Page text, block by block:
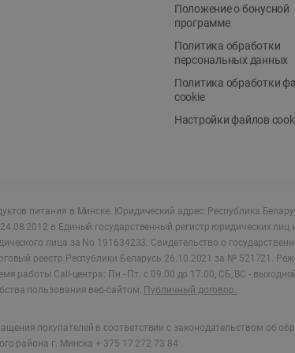
Положение о бонусной
программе
Политика обработки
персональных данных
Политика обработки
cookie
Настройки файлов
питания в Минске. Юридический адрес: Республика
в Единый государственный регистр юридических
лица за No 191634233. Свидетельство о
реестр Республики Беларусь 26.10.2021 за № 521721.
работы Call-центра: Пн.- Пт. с 09.00 до 17.00, СБ, ВС -
пользования веб-сайтом. Публичный договор.
покупателей в соответствии с законодательством об
района г. Минска + 375 17 272 73 84 .